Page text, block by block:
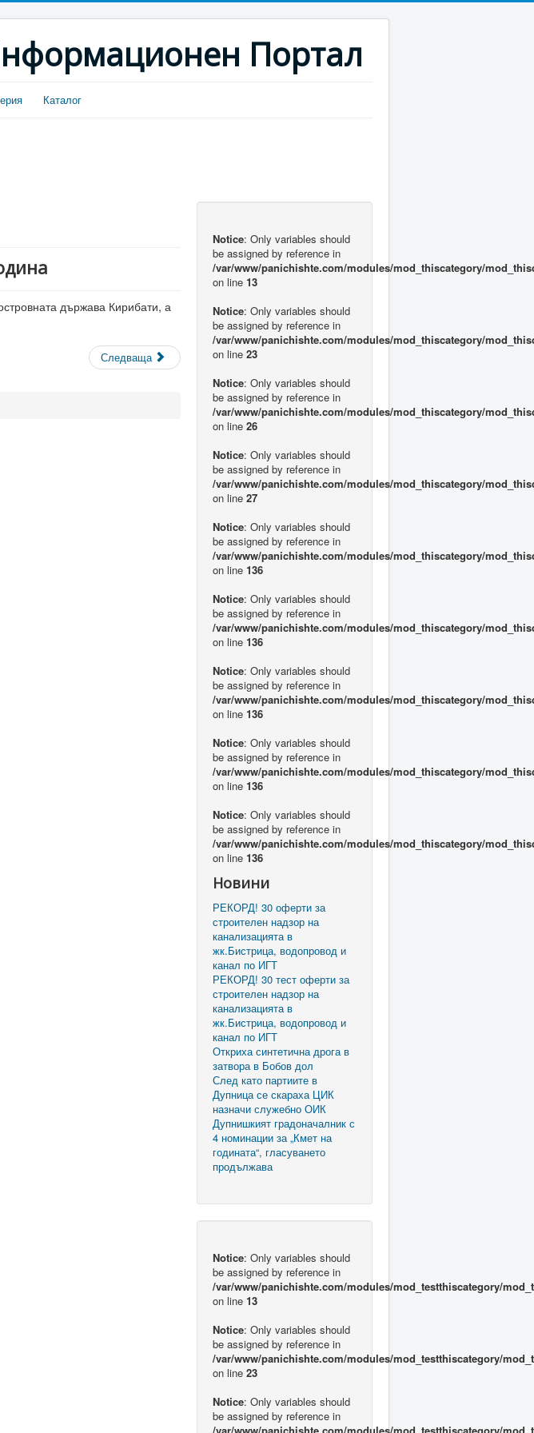
Портал
Каталог
държава Кирибати, а
Следваща
Notice: Only variables should
be assigned by reference in
/var/www/panichishte.com/modules/mod_thiscategory/
on line 13
Notice: Only variables should
be assigned by reference in
/var/www/panichishte.com/modules/mod_thiscategory/
on line 23
Notice: Only variables should
be assigned by reference in
/var/www/panichishte.com/modules/mod_thiscategory/
on line 26
Notice: Only variables should
be assigned by reference in
/var/www/panichishte.com/modules/mod_thiscategory/
on line 27
Notice: Only variables should
be assigned by reference in
/var/www/panichishte.com/modules/mod_thiscategory/
on line 136
Notice: Only variables should
be assigned by reference in
/var/www/panichishte.com/modules/mod_thiscategory/
on line 136
Notice: Only variables should
be assigned by reference in
/var/www/panichishte.com/modules/mod_thiscategory/
on line 136
Notice: Only variables should
be assigned by reference in
/var/www/panichishte.com/modules/mod_thiscategory/
on line 136
Notice: Only variables should
be assigned by reference in
/var/www/panichishte.com/modules/mod_thiscategory/
on line 136
Новини
РЕКОРД! 30 оферти за
строителен надзор на
канализацията в
жк.Бистрица, водопровод и
канал по ИГТ
РЕКОРД! 30 тест оферти за
строителен надзор на
канализацията в
жк.Бистрица, водопровод и
канал по ИГТ
Откриха синтетична дрога в
затвора в Бобов дол
След като партиите в
Дупница се скараха ЦИК
назначи служебно ОИК
Дупнишкият градоначалник с
4 номинации за „Кмет на
годината“, гласуването
продължава
Notice: Only variables should
be assigned by reference in
/var/www/panichishte.com/modules/mod_testthiscategory/
on line 13
Notice: Only variables should
be assigned by reference in
/var/www/panichishte.com/modules/mod_testthiscategory/
on line 23
Notice: Only variables should
be assigned by reference in